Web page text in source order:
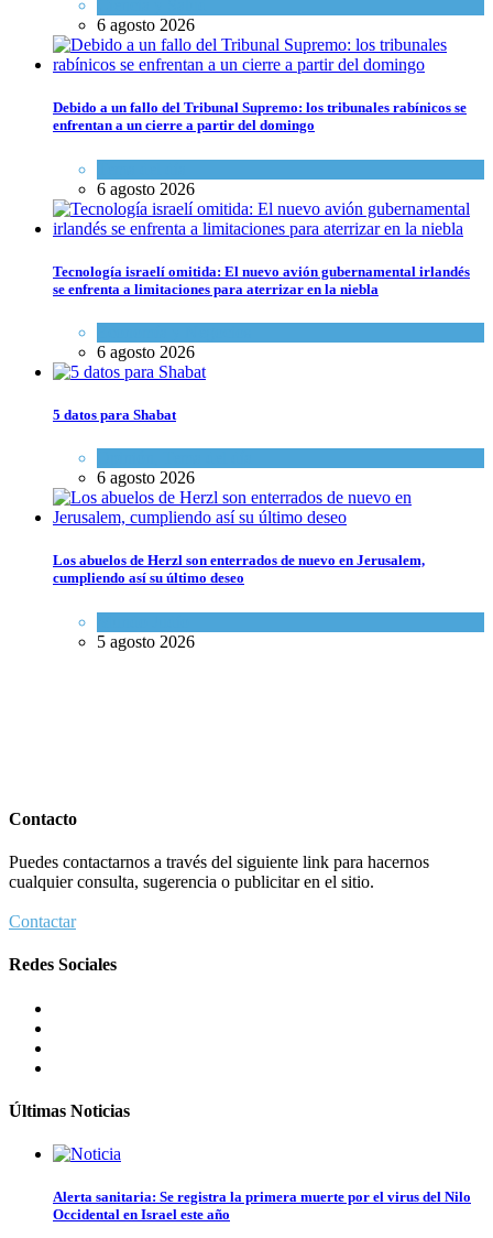
6 agosto 2026
Debido a un fallo del Tribunal Supremo: los tribunales rabínicos se
enfrentan a un cierre a partir del domingo
6 agosto 2026
Tecnología israelí omitida: El nuevo avión gubernamental irlandés
se enfrenta a limitaciones para aterrizar en la niebla
6 agosto 2026
5 datos para Shabat
6 agosto 2026
Los abuelos de Herzl son enterrados de nuevo en Jerusalem,
cumpliendo así su último deseo
5 agosto 2026
Contacto
Puedes contactarnos a través del siguiente link para hacernos
cualquier consulta, sugerencia o publicitar en el sitio.
Contactar
Redes Sociales
Últimas Noticias
Alerta sanitaria: Se registra la primera muerte por el virus del Nilo
Occidental en Israel este año